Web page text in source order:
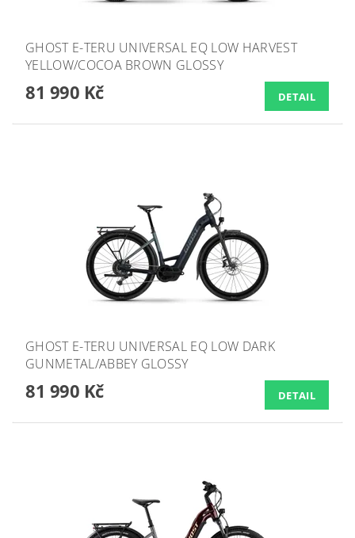
GHOST E-TERU UNIVERSAL EQ LOW HARVEST
YELLOW/COCOA BROWN GLOSSY
81 990 Kč DETAIL
GHOST E-TERU UNIVERSAL EQ LOW DARK
GUNMETAL/ABBEY GLOSSY
81 990 Kč DETAIL